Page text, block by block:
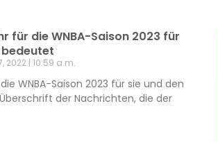
für die WNBA-Saison 2023 für
bedeutet
2022 10:59 a.m.
WNBA-Saison 2023 für sie und den
der Nachrichten, die der